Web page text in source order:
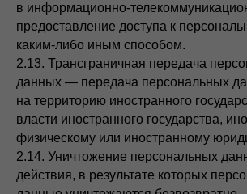
в информационно-
предоставление доступа к
каким-либо иным способом.
2.13. Трансграничная передача
данных — передача персональных
на территорию иностранного
власти иностранного государства,
физическому или иностранному
2.14. Уничтожение персональных
действия, в результате которых